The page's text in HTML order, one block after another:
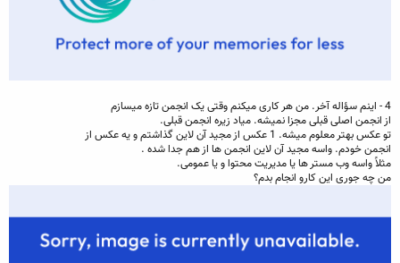
4 - اينم سؤاله آخر. من هر کاری ميکنم وقتی يک انجمن تازه ميسازم
از انجمن اصلی قبلی مجزا نميشه. مياد زيره انجمن قبلی.
تو عکس بهتر معلوم ميشه. 1 عکس از مجيد آن لاين گذاشتم و يه عکس از
انجمن خودم. واسه مجيد آن لاين انجمن ها از هم جدا شده .
مثلاً واسه وب مستر ها يا مديريت محتوا و يا عمومی.
من چه جوری اين کارو انجام بدم؟